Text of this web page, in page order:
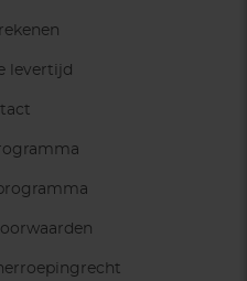
levertijd